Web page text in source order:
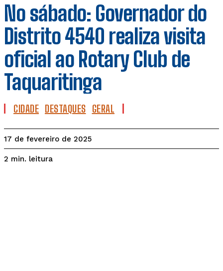
No sábado: Governador do
Distrito 4540 realiza visita
oficial ao Rotary Club de
Taquaritinga
CIDADE DESTAQUES GERAL
17 de fevereiro de 2025
2 min. leitura